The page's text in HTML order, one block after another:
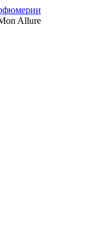
Allure